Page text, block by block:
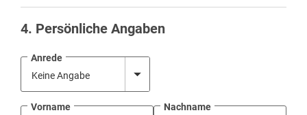
4. Persönliche Angaben
Anrede
Vorname Nachname